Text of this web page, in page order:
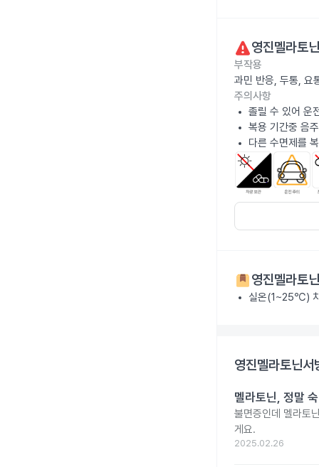
영진멜라토
부작용
과민 반응, 두통, 요
주의사항
졸릴 수 있어 운
복용 기간중 음
다른 수면제를
영진멜라토
실온(1~25℃)
영진멜라토닌
멜라토닌, 정말
불면증인데 멜라토
게요.
2025.02.26